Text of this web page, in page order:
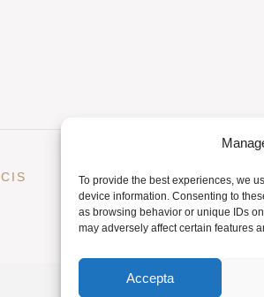
To provide the best experiences, we
device information. Consenting to
as browsing behavior or unique IDs
may adversely affect certain features
Accepta